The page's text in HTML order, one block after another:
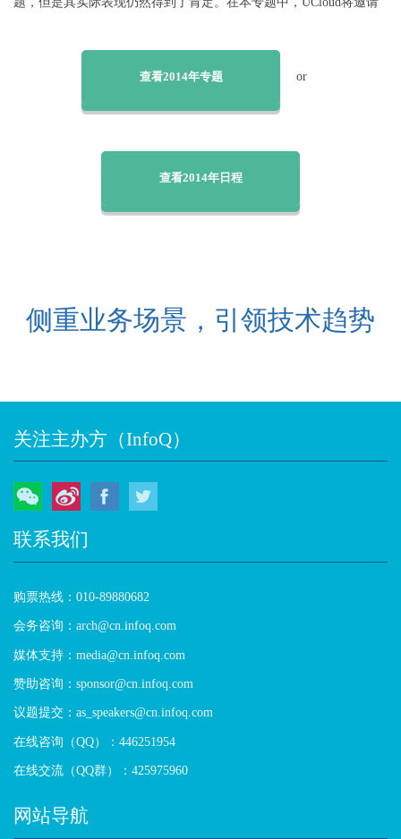
查看2014年专题 or
查看2014年日程
侧重业务场景，引领技术趋势
关注主办方（InfoQ）
微信 微博 Facebook
联系我们
购票热线：010-89880682
会务咨询：arch@cn.infoq.com
媒体支持：media@cn.infoq.com
赞助咨询：sponsor@cn.infoq.com
议题提交：as_speakers@cn.infoq.com
在线咨询（QQ）：446251954
在线交流（QQ群）：425975960
网站导航